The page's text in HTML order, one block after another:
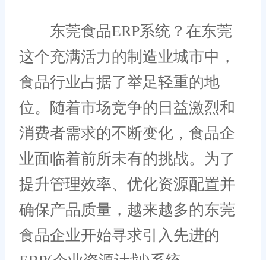
东莞食品ERP系统？在东莞
这个充满活力的制造业城市中，
食品行业占据了举足轻重的地
位。随着市场竞争的日益激烈和
消费者需求的不断变化，食品企
业面临着前所未有的挑战。为了
提升管理效率、优化资源配置并
确保产品质量，越来越多的东莞
食品企业开始寻求引入先进的